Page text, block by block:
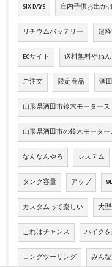
SIX DAYS 庄内子供お出か
リチウムバッテリー 超
ECサイト 送料無料やねん
ご注文 限定商品 酒
山形県酒田市鈴木モータース
山形県酒田市の鈴木モーター
なんなんやろ システム
タンク容量 アップ 9L
カスタムって楽しい 大
これはチャンス バイク
ロングツーリング みん